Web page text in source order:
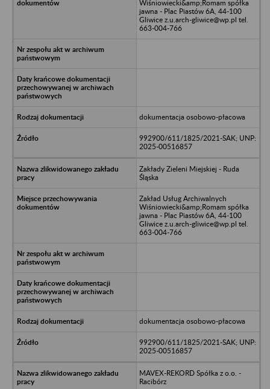
Wiśniowiecki&amp;Romam spółka
jawna - Plac Piastów 6A, 44-100
Gliwice z.u.arch-gliwice@wp.pl tel.
663-004-766
dokumentacja osobowo-płacowa
992900/611/1825/2021-SAK; UNP:
2025-00516857
Zakłady Zieleni Miejskiej - Ruda
Śląska
Zakład Usług Archiwalnych
Wiśniowiecki&amp;Romam spółka
jawna - Plac Piastów 6A, 44-100
Gliwice z.u.arch-gliwice@wp.pl tel.
663-004-766
dokumentacja osobowo-płacowa
992900/611/1825/2021-SAK; UNP:
2025-00516857
MAVEX-REKORD Spółka z o.o. -
Racibórz